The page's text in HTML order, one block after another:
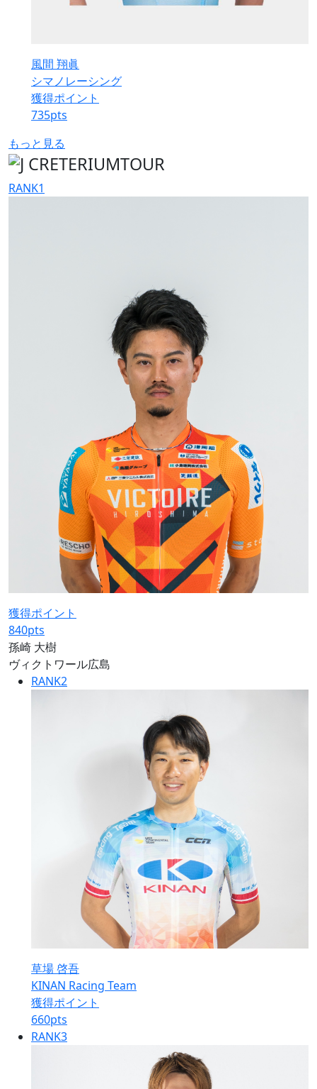
風間 翔眞
シマノレーシング
獲得ポイント
735pts
もっと見る
RANK1
獲得ポイント
840pts
孫崎 大樹
ヴィクトワール広島
RANK2
草場 啓吾
KINAN Racing Team
獲得ポイント
660pts
RANK3